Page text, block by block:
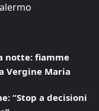
notte: fiamme
Vergine Maria
“Stop a decisioni